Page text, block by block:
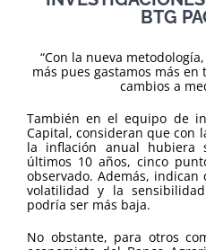
BTG
“Con la nueva
más pues gastamos más
cambios a
También en el equipo de
Capital, consideran que con
la inflación anual hubiera
últimos 10 años, cinco
observado. Además,
volatilidad y la
podría ser más baja.
No obstante, para otros